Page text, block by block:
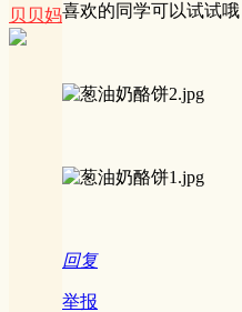
贝贝妈喜欢的同学可以试试哦
回复
举报